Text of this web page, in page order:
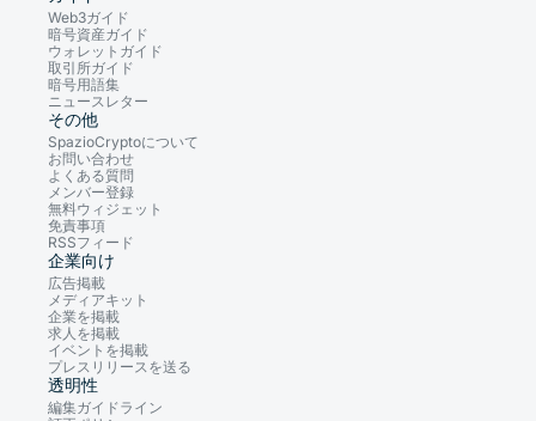
Web3ガイド
暗号資産ガイド
ウォレットガイド
取引所ガイド
暗号用語集
ニュースレター
その他
SpazioCryptoについて
お問い合わせ
よくある質問
メンバー登録
無料ウィジェット
免責事項
RSSフィード
企業向け
広告掲載
メディアキット
企業を掲載
求人を掲載
イベントを掲載
プレスリリースを送る
透明性
編集ガイドライン